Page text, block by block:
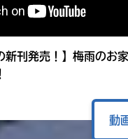
新刊発売！】梅雨のお
動